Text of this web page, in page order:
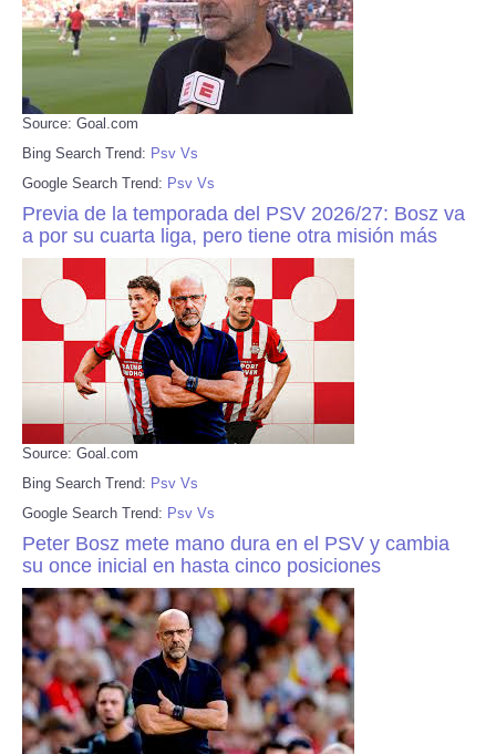
Source: Goal.com
Bing Search Trend: Psv Vs
Google Search Trend: Psv Vs
Previa de la temporada del PSV 2026/27: Bosz va
a por su cuarta liga, pero tiene otra misión más
Source: Goal.com
Bing Search Trend: Psv Vs
Google Search Trend: Psv Vs
Peter Bosz mete mano dura en el PSV y cambia
su once inicial en hasta cinco posiciones